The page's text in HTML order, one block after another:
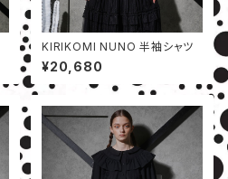
KIRIKOMI NUNO 半袖シャツ
¥20,680